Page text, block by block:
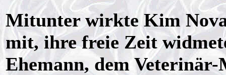
Mitunter wirkte Kim
mit, ihre freie Zeit
Ehemann, dem